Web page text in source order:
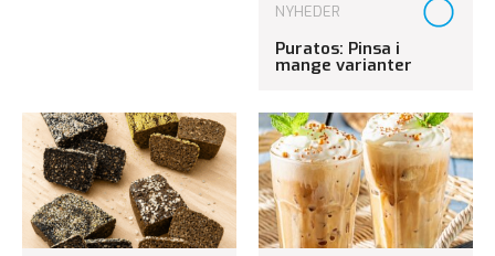
NYHEDER
Puratos: Pinsa i
mange varianter